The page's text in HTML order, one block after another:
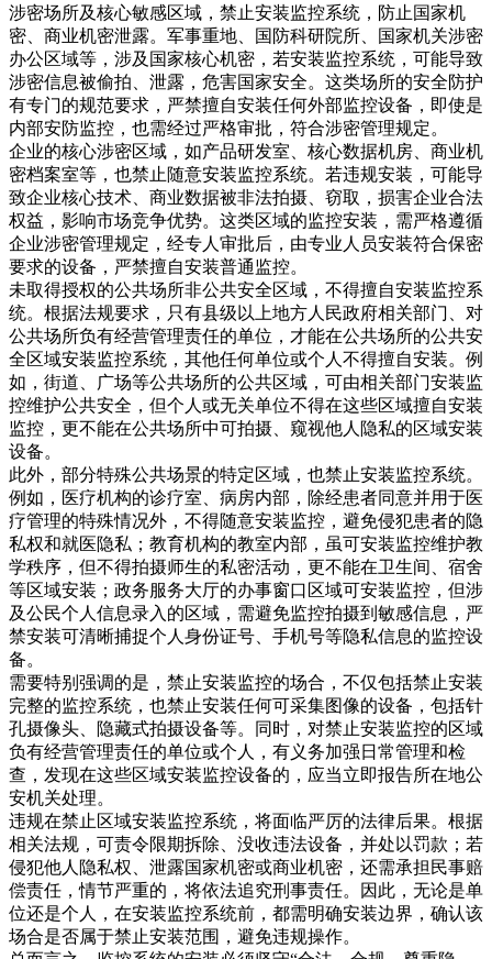
涉密场所及核心敏感区域，禁止安装监控系统，防止国家机
密、商业机密泄露。军事重地、国防科研院所、国家机关涉密
办公区域等，涉及国家核心机密，若安装监控系统，可能导致
涉密信息被偷拍、泄露，危害国家安全。这类场所的安全防护
有专门的规范要求，严禁擅自安装任何外部监控设备，即使是
内部安防监控，也需经过严格审批，符合涉密管理规定。
企业的核心涉密区域，如产品研发室、核心数据机房、商业机
密档案室等，也禁止随意安装监控系统。若违规安装，可能导
致企业核心技术、商业数据被非法拍摄、窃取，损害企业合法
权益，影响市场竞争优势。这类区域的监控安装，需严格遵循
企业涉密管理规定，经专人审批后，由专业人员安装符合保密
要求的设备，严禁擅自安装普通监控。
未取得授权的公共场所非公共安全区域，不得擅自安装监控系
统。根据法规要求，只有县级以上地方人民政府相关部门、对
公共场所负有经营管理责任的单位，才能在公共场所的公共安
全区域安装监控系统，其他任何单位或个人不得擅自安装。例
如，街道、广场等公共场所的公共区域，可由相关部门安装监
控维护公共安全，但个人或无关单位不得在这些区域擅自安装
监控，更不能在公共场所中可拍摄、窥视他人隐私的区域安装
设备。
此外，部分特殊公共场景的特定区域，也禁止安装监控系统。
例如，医疗机构的诊疗室、病房内部，除经患者同意并用于医
疗管理的特殊情况外，不得随意安装监控，避免侵犯患者的隐
私权和就医隐私；教育机构的教室内部，虽可安装监控维护教
学秩序，但不得拍摄师生的私密活动，更不能在卫生间、宿舍
等区域安装；政务服务大厅的办事窗口区域可安装监控，但涉
及公民个人信息录入的区域，需避免监控拍摄到敏感信息，严
禁安装可清晰捕捉个人身份证号、手机号等隐私信息的监控设
备。
需要特别强调的是，禁止安装监控的场合，不仅包括禁止安装
完整的监控系统，也禁止安装任何可采集图像的设备，包括针
孔摄像头、隐藏式拍摄设备等。同时，对禁止安装监控的区域
负有经营管理责任的单位或个人，有义务加强日常管理和检
查，发现在这些区域安装监控设备的，应当立即报告所在地公
安机关处理。
违规在禁止区域安装监控系统，将面临严厉的法律后果。根据
相关法规，可责令限期拆除、没收违法设备，并处以罚款；若
侵犯他人隐私权、泄露国家机密或商业机密，还需承担民事赔
偿责任，情节严重的，将依法追究刑事责任。因此，无论是单
位还是个人，在安装监控系统前，都需明确安装边界，确认该
场合是否属于禁止安装范围，避免违规操作。